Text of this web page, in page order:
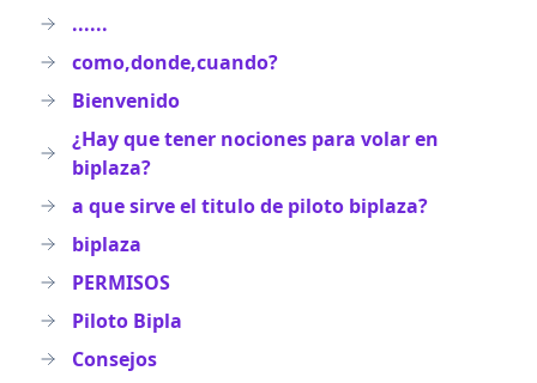
......
como,donde,cuando?
Bienvenido
¿Hay que tener nociones para volar en
biplaza?
a que sirve el titulo de piloto biplaza?
biplaza
PERMISOS
Piloto Bipla
Consejos